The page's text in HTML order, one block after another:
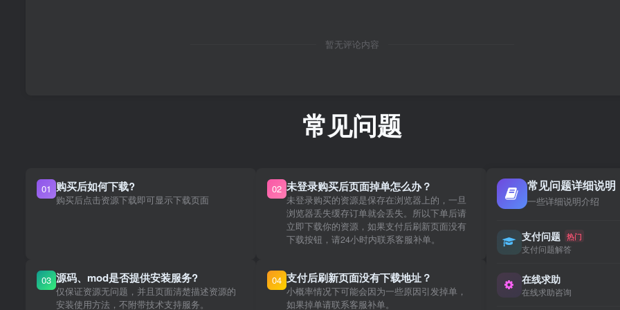
暂无评论内容
常见问题
01 购买后如何下载?
购买后点击资源下载即可显示下载页面
02 未登录购买后页面掉单怎么办？
未登录购买的资源是保存在浏览器上的，一旦
浏览器丢失缓存订单就会丢失。所以下单后请
立即下载你的资源，如果支付后刷新页面没有
下载按钮，请24小时内联系客服补单。
03 源码、mod是否提供安装服务?
仅保证资源无问题，并且页面清楚描述资源的
安装使用方法，不附带技术支持服务。
04 支付后刷新页面没有下载地址？
小概率情况下可能会因为一些原因引发掉单，
如果掉单请联系客服补单。
常见问题详细说明
一些详细说明介绍
支付问题 热门
支付问题解答
在线求助
在线求助咨询